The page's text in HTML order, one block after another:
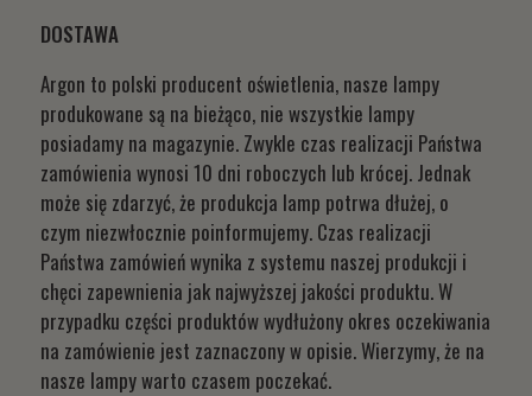
DOSTAWA
Argon to polski producent oświetlenia, nasze lampy
produkowane są na bieżąco, nie wszystkie lampy
posiadamy na magazynie. Zwykle czas realizacji Państwa
zamówienia wynosi 10 dni roboczych lub krócej. Jednak
może się zdarzyć, że produkcja lamp potrwa dłużej, o
czym niezwłocznie poinformujemy. Czas realizacji
Państwa zamówień wynika z systemu naszej produkcji i
chęci zapewnienia jak najwyższej jakości produktu. W
przypadku części produktów wydłużony okres oczekiwania
na zamówienie jest zaznaczony w opisie. Wierzymy, że na
nasze lampy warto czasem poczekać.